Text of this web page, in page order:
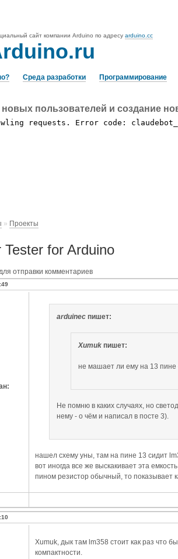
сайт компании Arduino по адресу arduino.cc
Среда разработки Программирование
новых пользователей и создание
» Проекты
Tester for Arduino
для отправки комментариев
arduinec пишет:
Xumuk пишет:
не машает ли ему на 13 пине
Не помню в каких случаях, но
нему - о чём и написал в посте 3).
нашел схему уны, там на пине 13 сидит
вот иногда все же выскакивает эта
пином резистор обычный, то показывает
Xumuk, дык там lm358 стоит как раз что
компактности.